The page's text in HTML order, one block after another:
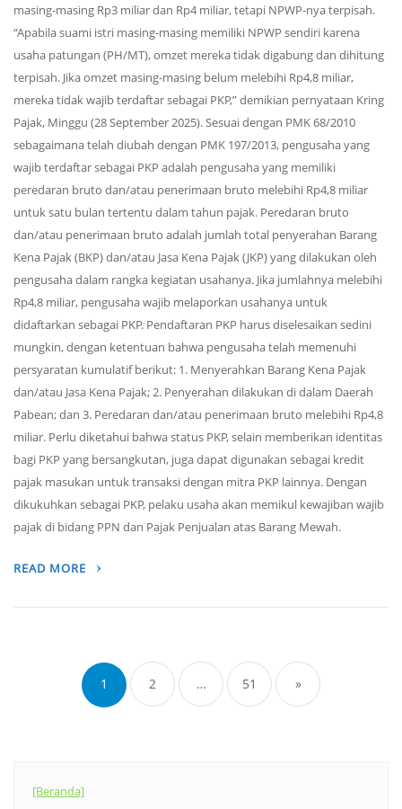
masing-masing Rp3 miliar dan Rp4 miliar, tetapi NPWP-nya terpisah.
“Apabila suami istri masing-masing memiliki NPWP sendiri karena
usaha patungan (PH/MT), omzet mereka tidak digabung dan dihitung
terpisah. Jika omzet masing-masing belum melebihi Rp4,8 miliar,
mereka tidak wajib terdaftar sebagai PKP,” demikian pernyataan Kring
Pajak, Minggu (28 September 2025). Sesuai dengan PMK 68/2010
sebagaimana telah diubah dengan PMK 197/2013, pengusaha yang
wajib terdaftar sebagai PKP adalah pengusaha yang memiliki
peredaran bruto dan/atau penerimaan bruto melebihi Rp4,8 miliar
untuk satu bulan tertentu dalam tahun pajak. Peredaran bruto
dan/atau penerimaan bruto adalah jumlah total penyerahan Barang
Kena Pajak (BKP) dan/atau Jasa Kena Pajak (JKP) yang dilakukan oleh
pengusaha dalam rangka kegiatan usahanya. Jika jumlahnya melebihi
Rp4,8 miliar, pengusaha wajib melaporkan usahanya untuk
didaftarkan sebagai PKP. Pendaftaran PKP harus diselesaikan sedini
mungkin, dengan ketentuan bahwa pengusaha telah memenuhi
persyaratan kumulatif berikut: 1. Menyerahkan Barang Kena Pajak
dan/atau Jasa Kena Pajak; 2. Penyerahan dilakukan di dalam Daerah
Pabean; dan 3. Peredaran dan/atau penerimaan bruto melebihi Rp4,8
miliar. Perlu diketahui bahwa status PKP, selain memberikan identitas
bagi PKP yang bersangkutan, juga dapat digunakan sebagai kredit
pajak masukan untuk transaksi dengan mitra PKP lainnya. Dengan
dikukuhkan sebagai PKP, pelaku usaha akan memikul kewajiban wajib
pajak di bidang PPN dan Pajak Penjualan atas Barang Mewah.
READ MORE
navigation
1 2 … 51 »
[Beranda]